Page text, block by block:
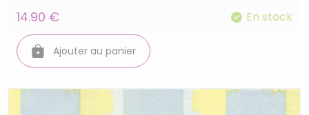
14.90 €
En stock
Ajouter au panier